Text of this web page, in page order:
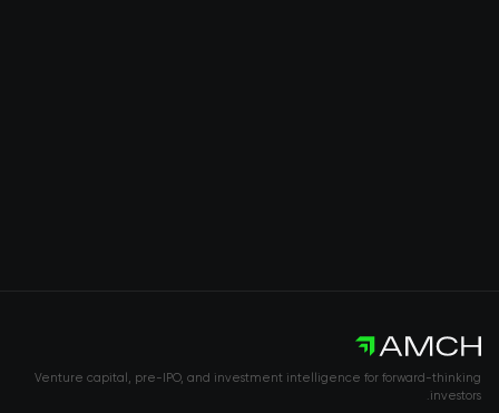
Venture capital, pre-IPO, and investment intelligence for forward-thinking
investors.